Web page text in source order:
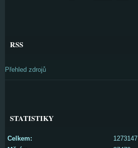
RSS
Přehled zdrojů
STATISTIKY
Celkem:
1273147